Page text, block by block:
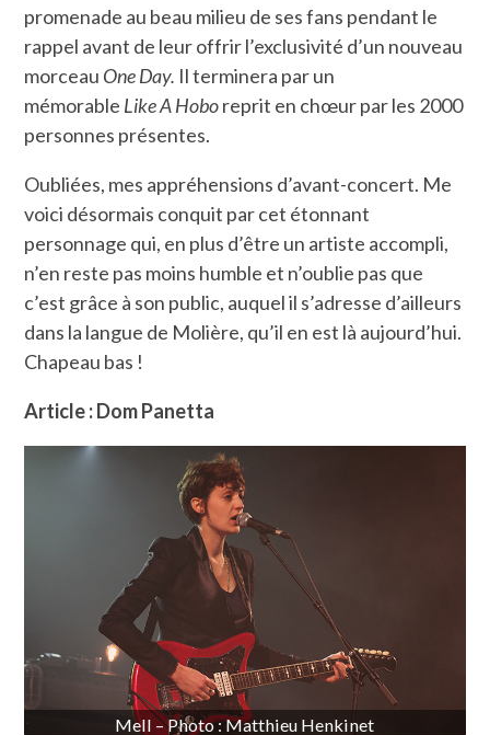
promenade au beau milieu de ses fans pendant le
rappel avant de leur offrir l’exclusivité d’un nouveau
morceau One Day. Il terminera par un
mémorable Like A Hoboreprit en chœur par les 2000
personnes présentes.
Oubliées, mes appréhensions d’avant-concert. Me
voici désormais conquit par cet étonnant
personnage qui, en plus d’être un artiste accompli,
n’en reste pas moins humble et n’oublie pas que
c’est grâce à son public, auquel il s’adresse d’ailleurs
dans la langue de Molière, qu’il en est là aujourd’hui.
Chapeau bas !
Article : Dom Panetta
Mell – Photo : Matthieu Henkinet